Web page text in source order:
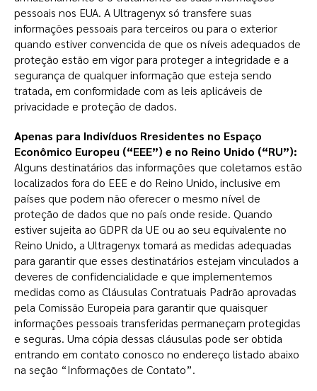
pessoais nos EUA. A Ultragenyx só transfere suas
informações pessoais para terceiros ou para o exterior
quando estiver convencida de que os níveis adequados de
proteção estão em vigor para proteger a integridade e a
segurança de qualquer informação que esteja sendo
tratada, em conformidade com as leis aplicáveis de
privacidade e proteção de dados.
Apenas para Indivíduos Rresidentes no Espaço
Econômico Europeu (“EEE”) e no Reino Unido (“RU”):
Alguns destinatários das informações que coletamos estão
localizados fora do EEE e do Reino Unido, inclusive em
países que podem não oferecer o mesmo nível de
proteção de dados que no país onde reside. Quando
estiver sujeita ao GDPR da UE ou ao seu equivalente no
Reino Unido, a Ultragenyx tomará as medidas adequadas
para garantir que esses destinatários estejam vinculados a
deveres de confidencialidade e que implementemos
medidas como as Cláusulas Contratuais Padrão aprovadas
pela Comissão Europeia para garantir que quaisquer
informações pessoais transferidas permaneçam protegidas
e seguras. Uma cópia dessas cláusulas pode ser obtida
entrando em contato conosco no endereço listado abaixo
na seção “Informações de Contato”.